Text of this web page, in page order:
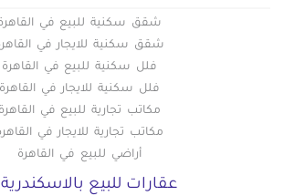
شقق سكنية للبيع في
شقق سكنية للايجار في
فلل سكنية للبيع في القاهرة
فلل سكنية للايجار في القاهرة
مكاتب تجارية للبيع في القاهرة
مكاتب تجارية للايجار في
أراضي للبيع في القاهرة
عقارات للبيع بالاسكندرية